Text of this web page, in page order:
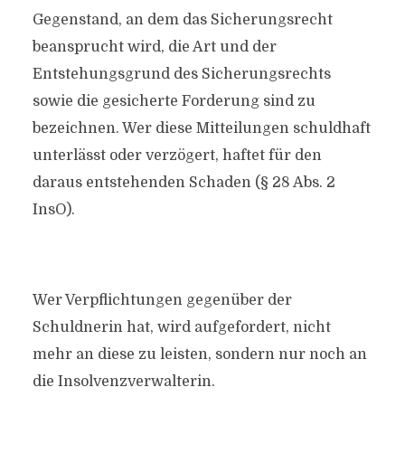
Gegenstand, an dem das Sicherungsrecht
beansprucht wird, die Art und der
Entstehungsgrund des Sicherungsrechts
sowie die gesicherte Forderung sind zu
bezeichnen. Wer diese Mitteilungen schuldhaft
unterlässt oder verzögert, haftet für den
daraus entstehenden Schaden (§ 28 Abs. 2
InsO).
Wer Verpflichtungen gegenüber der
Schuldnerin hat, wird aufgefordert, nicht
mehr an diese zu leisten, sondern nur noch an
die Insolvenzverwalterin.